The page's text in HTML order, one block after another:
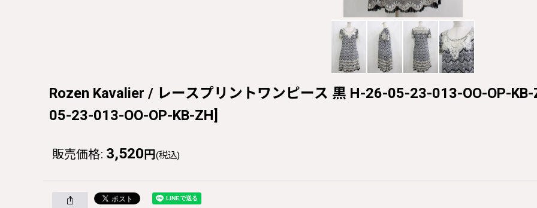
Rozen Kavalier / レースプリントワンピース 黒 H-26-05-23-013-OO-OP-KB-
05-23-013-OO-OP-KB-ZH]
販売価格: 3,520 円 (税込)